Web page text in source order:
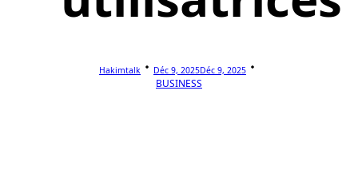
Hakimtalk Déc 9, 2025Déc 9, 2025
BUSINESS